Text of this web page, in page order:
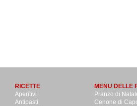
RICETTE
Aperitivi
Antipasti
MENU DELLE
Pranzo di
Cenone di